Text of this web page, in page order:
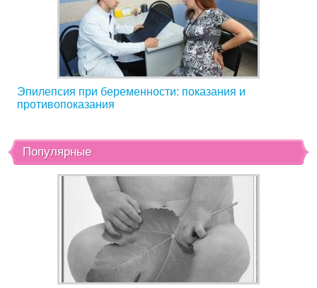
Эпилепсия при беременности: показания и
противопоказания
Популярные